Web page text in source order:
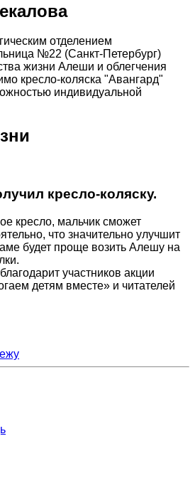
отделением
№22 (Санкт-Петербург)
жизни Алеши и облегчения
кресло-коляска "Авангард"
индивидуальной
кресло-коляску.
кресло, мальчик сможет
что значительно улучшит
будет проще возить Алешу на
участников акции
детям вместе» и читателей